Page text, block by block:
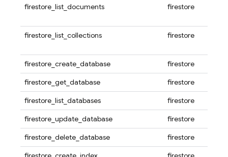
firestore_list_documents firestore
firestore_list_collections firestore
firestore_create_database
firestore
firestore_get_database
firestore
firestore_list_databases
firestore
firestore_update_database
firestore
firestore_delete_database
firestore